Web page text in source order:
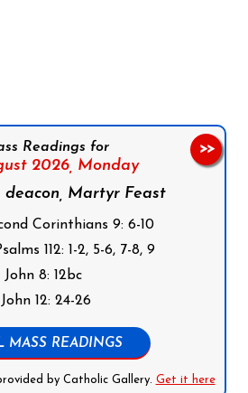
Readings for
2026, Monday
deacon, Martyr Feast
Corinthians 9: 6-10
112: 1-2, 5-6, 7-8, 9
John 8: 12bc
John 12: 24-26
MASS READINGS
by Catholic Gallery. Get it here
>>